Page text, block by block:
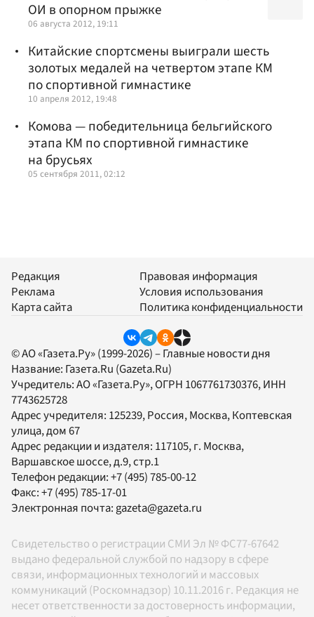
ОИ в опорном прыжке
06 августа 2012, 19:11
Китайские спортсмены выиграли шесть
золотых медалей на четвертом этапе КМ
по спортивной гимнастике
10 апреля 2012, 19:48
Комова — победительница бельгийского
этапа КМ по спортивной гимнастике
на брусьях
05 сентября 2011, 02:12
Редакция
Реклама
Карта сайта
Правовая информация
Условия использования
Политика конфиденциальности
© АО «Газета.Ру» (1999-2026) – Главные новости дня
Название: Газета.Ru (Gazeta.Ru)
Учредитель:АО «Газета.Ру», ОГРН 1067761730376, ИНН
7743625728
Адрес учредителя: 125239, Россия, Москва, Коптевская
улица, дом 67
Адрес редакции и издателя: 117105, г. Москва,
Варшавское шоссе, д.9, стр.1
Телефон редакции:+7 (495) 785-00-12
Факс:+7 (495) 785-17-01
Электронная почта:gazeta@gazeta.ru
Свидетельство о регистрации СМИ Эл № ФС77-67642
выдано федеральной службой по надзору в сфере
связи, информационных технологий и массовых
коммуникаций (Роскомнадзор) 10.11.2016 г. Редакция не
несет ответственности за достоверность информации,